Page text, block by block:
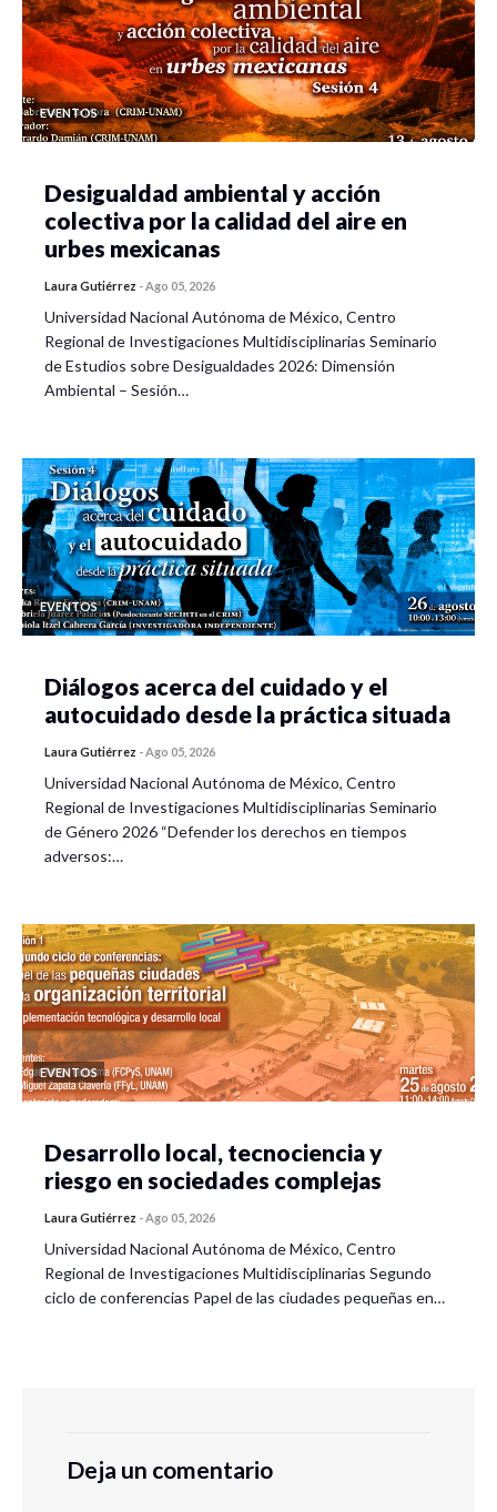
EVENTOS
Desigualdad ambiental y acción
colectiva por la calidad del aire en
urbes mexicanas
Laura Gutiérrez -Ago 05, 2026
Universidad Nacional Autónoma de México, Centro
Regional de Investigaciones Multidisciplinarias Seminario
de Estudios sobre Desigualdades 2026: Dimensión
Ambiental – Sesión…
EVENTOS
Diálogos acerca del cuidado y el
autocuidado desde la práctica situada
Laura Gutiérrez -Ago 05, 2026
Universidad Nacional Autónoma de México, Centro
Regional de Investigaciones Multidisciplinarias Seminario
de Género 2026 “Defender los derechos en tiempos
adversos:…
EVENTOS
Desarrollo local, tecnociencia y
riesgo en sociedades complejas
Laura Gutiérrez -Ago 05, 2026
Universidad Nacional Autónoma de México, Centro
Regional de Investigaciones Multidisciplinarias Segundo
ciclo de conferencias Papel de las ciudades pequeñas en…
Deja un comentario